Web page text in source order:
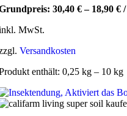
30,40 €– 18,90 € /
MwSt.
Versandkosten
enthält: 0,25 kg – 10 kg